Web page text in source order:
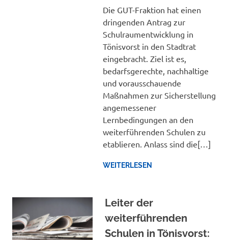
Die GUT-Fraktion hat einen
dringenden Antrag zur
Schulraumentwicklung in
Tönisvorst in den Stadtrat
eingebracht. Ziel ist es,
bedarfsgerechte, nachhaltige
und vorausschauende
Maßnahmen zur Sicherstellung
angemessener
Lernbedingungen an den
weiterführenden Schulen zu
etablieren. Anlass sind die[…]
WEITERLESEN
Leiter der
weiterführenden
Schulen in Tönisvorst: